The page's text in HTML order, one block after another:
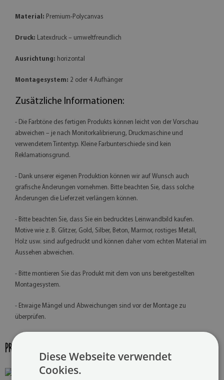
Material: Premium-Polycanvas
Druck: Latexdruck – umweltfreundlich
Ausrichtung: horizontal
Montagesystem: 2 oder 4 Aufhänger
Zusätzliche Informationen:
- Die Farbtöne des fertigen Produkts können leicht von der Vorschau
abweichen – je nach Monitorkalibrierung, Druckmaschine und
verwendetem Tintentyp. Kleine Farbunterschiede sind kein
Reklamationsgrund.
- Dank unserer eigenen Produktion können wir auf Wunsch auch
grafische Änderungen vornehmen. Bitte beachten Sie, dass solche
Änderungen die Lieferzeit verlängern können.
- Bitte beachten Sie, dass Sie ein bedrucktes Leinwandbild kaufen.
Motive wie z. B. Glitzer, Gold, Silber, Beton, Marmor, rostiges Metall,
Holz usw. sind aufgedruckt und können daher vom echten Material im
Aussehen abweichen.
- Bitte montieren Sie das Produkt mit dem von uns bereitgestellten
Montagesystem.
- Etwaige Mängel und Abweichungen sind vor der Montage zu
überprüfen.
PRODUKT-GALERIE:
Diese Webseite verwendet
Cookies.